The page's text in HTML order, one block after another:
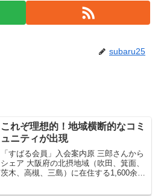
subaru25
これぞ理想的！地域横断的なコミ
ュニティが出現
「すばる会員」入会案内原 三郎さんから
シェア 大阪府の北摂地域（吹田、箕面、
茨木、高槻、三島）に在住する1,600余の